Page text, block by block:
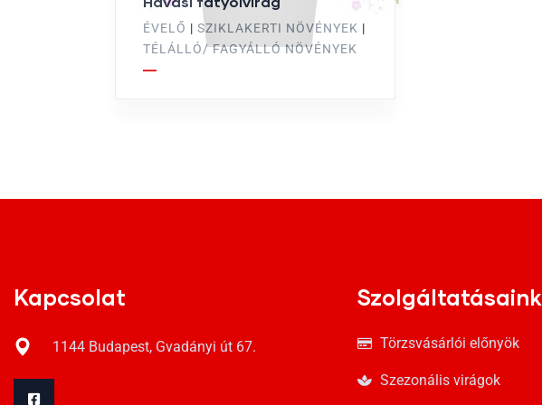
ÉVELŐ | SZIKLAKERTI NÖVÉNYEK |
TÉLÁLLÓ/ FAGYÁLLÓ NÖVÉNYEK
Kapcsolat
1144 Budapest, Gvadányi út 67.
Szolgáltatásaink
Törzsvásárlói előnyök
Szezonális virágok